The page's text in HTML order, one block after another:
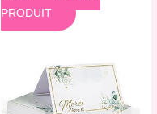
PRODUIT